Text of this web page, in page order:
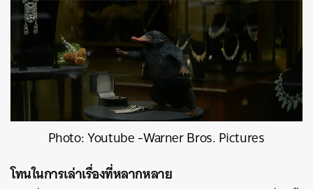
Photo: Youtube -Warner Bros. Pictures
โทนในการเล่าเรื่องที่หลากหลาย